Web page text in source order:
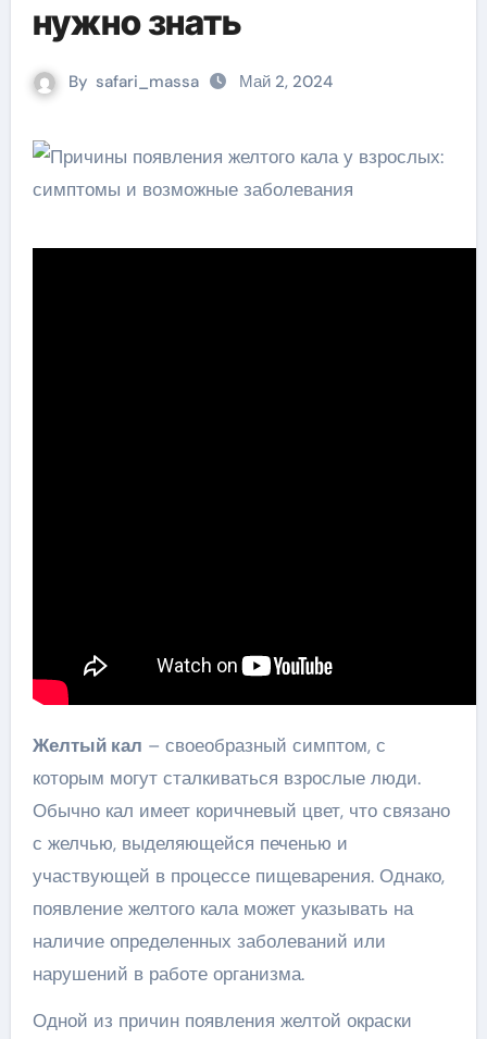
нужно знать
By safari_massa Май 2, 2024
Желтый кал – своеобразный симптом, с
которым могут сталкиваться взрослые люди.
Обычно кал имеет коричневый цвет, что связано
с желчью, выделяющейся печенью и
участвующей в процессе пищеварения. Однако,
появление желтого кала может указывать на
наличие определенных заболеваний или
нарушений в работе организма.
Одной из причин появления желтой окраски